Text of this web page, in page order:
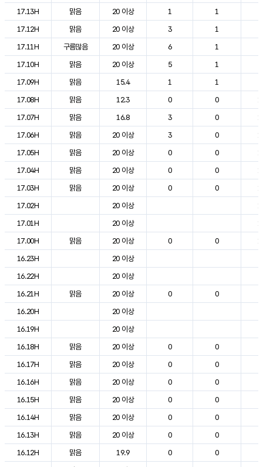
17.13H
맑음 20 이상 1 1
17.12H
맑음 20 이상 3 1
17.11H
구름많음 20 이상 6 1
17.10H
맑음 20 이상 5 1
17.09H
맑음 15.4 1 1
17.08H
맑음 12.3 0 0
17.07H
맑음 16.8 3 0
17.06H
맑음 20 이상 3 0
17.05H
맑음 20 이상 0 0
17.04H
맑음 20 이상 0 0
17.03H
맑음 20 이상 0 0
17.02H
20 이상
17.01H
20 이상
17.00H
맑음 20 이상 0 0
16.23H
20 이상
16.22H
20 이상
16.21H
맑음 20 이상 0 0
16.20H
20 이상
16.19H
20 이상
16.18H
맑음 20 이상 0 0
16.17H
맑음 20 이상 0 0
16.16H
맑음 20 이상 0 0
16.15H
맑음 20 이상 0 0
16.14H
맑음 20 이상 0 0
16.13H
맑음 20 이상 0 0
16.12H
맑음 19.9 0 0